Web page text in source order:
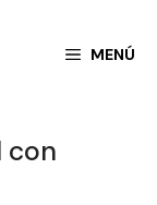
MENÚ
con